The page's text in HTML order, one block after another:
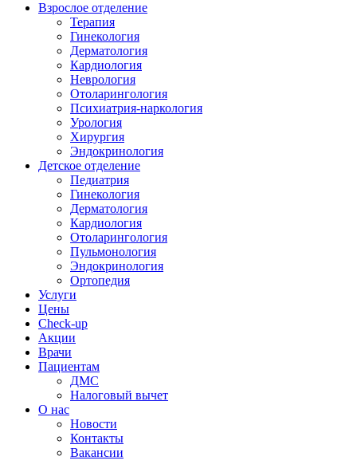
Взрослое отделение
Терапия
Гинекология
Дерматология
Кардиология
Неврология
Отоларингология
Психиатрия-наркология
Урология
Хирургия
Эндокринология
Детское отделение
Педиатрия
Гинекология
Дерматология
Кардиология
Отоларингология
Пульмонология
Эндокринология
Ортопедия
Услуги
Цены
Check-up
Акции
Врачи
Пациентам
ДМС
Налоговый вычет
О нас
Новости
Контакты
Вакансии